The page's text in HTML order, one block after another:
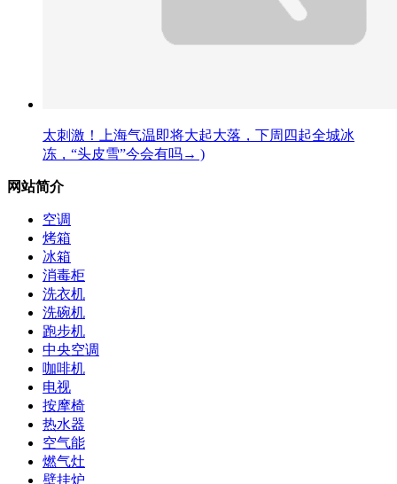
太刺激！上海气温即将大起大落，下周四起全城冰
冻，“头皮雪”今会有吗→ )
网站简介
空调
烤箱
冰箱
消毒柜
洗衣机
洗碗机
跑步机
中央空调
咖啡机
电视
按摩椅
热水器
空气能
燃气灶
壁挂炉